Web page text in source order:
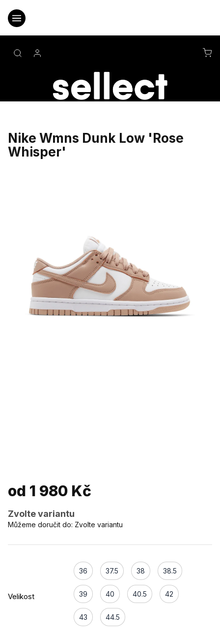
obsah
Nike Wmns Dunk Low 'Rose
Whisper'
od 1 980 Kč
Zvolte variantu
Velikost
36 37.5 38 38.5
39 40 40.5 42
43 44.5
Můžeme doručit do: Zvolte variantu